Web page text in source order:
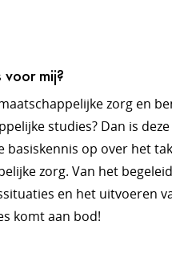
mij?
zorg en
studies? Dan is
basiskennis op over het
zorg. Van het
en het uitvoeren
komt aan bod!